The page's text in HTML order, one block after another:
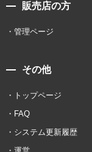
販売店の方
管理ページ
その他
トップページ
FAQ
システム更新履歴